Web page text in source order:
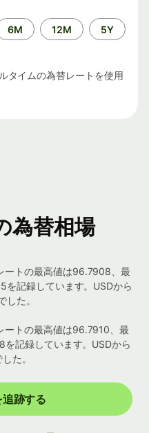
6M 12M 5Y
タイムの為替レートを使用
為替相場
ートの最高値は96.7908、最
記録しています。USDから
た。
ートの最高値は96.7910、最
記録しています。USDから
た。
跡する